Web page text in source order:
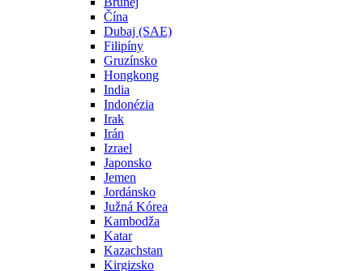
Čína
Dubaj (SAE)
Filipíny
Gruzínsko
Hongkong
India
Indonézia
Irak
Irán
Izrael
Japonsko
Jemen
Jordánsko
Južná Kórea
Kambodža
Katar
Kazachstan
Kirgizsko